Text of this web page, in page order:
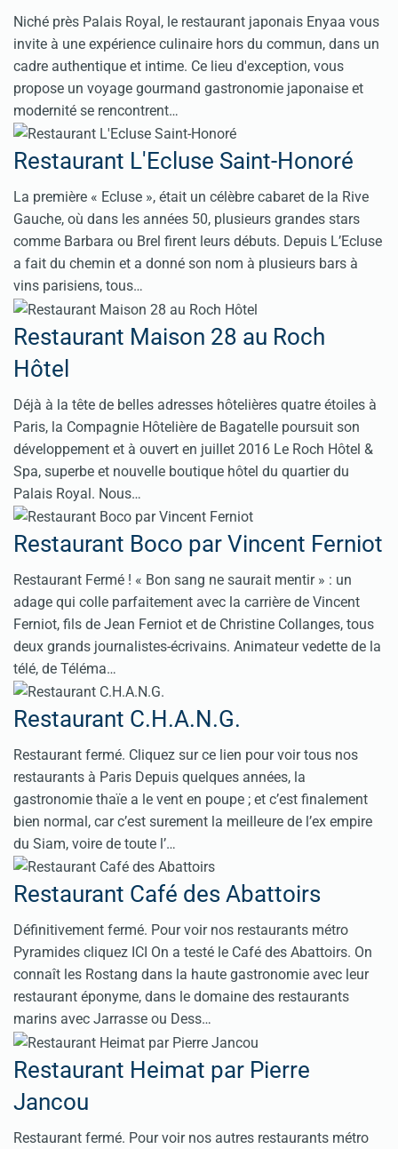
Niché près Palais Royal, le restaurant japonais Enyaa vous
invite à une expérience culinaire hors du commun, dans un
cadre authentique et intime. Ce lieu d'exception, vous
propose un voyage gourmand gastronomie japonaise et
modernité se rencontrent…
Restaurant L'Ecluse Saint-Honoré
La première « Ecluse », était un célèbre cabaret de la Rive
Gauche, où dans les années 50, plusieurs grandes stars
comme Barbara ou Brel firent leurs débuts. Depuis L’Ecluse
a fait du chemin et a donné son nom à plusieurs bars à
vins parisiens, tous…
Restaurant Maison 28 au Roch
Hôtel
Déjà à la tête de belles adresses hôtelières quatre étoiles à
Paris, la Compagnie Hôtelière de Bagatelle poursuit son
développement et à ouvert en juillet 2016 Le Roch Hôtel &
Spa, superbe et nouvelle boutique hôtel du quartier du
Palais Royal. Nous…
Restaurant Boco par Vincent Ferniot
Restaurant Fermé ! « Bon sang ne saurait mentir » : un
adage qui colle parfaitement avec la carrière de Vincent
Ferniot, fils de Jean Ferniot et de Christine Collanges, tous
deux grands journalistes-écrivains. Animateur vedette de la
télé, de Téléma…
Restaurant C.H.A.N.G.
Restaurant fermé. Cliquez sur ce lien pour voir tous nos
restaurants à Paris Depuis quelques années, la
gastronomie thaïe a le vent en poupe ; et c’est finalement
bien normal, car c’est surement la meilleure de l’ex empire
du Siam, voire de toute l’…
Restaurant Café des Abattoirs
Définitivement fermé. Pour voir nos restaurants métro
Pyramides cliquez ICI On a testé le Café des Abattoirs. On
connaît les Rostang dans la haute gastronomie avec leur
restaurant éponyme, dans le domaine des restaurants
marins avec Jarrasse ou Dess…
Restaurant Heimat par Pierre
Jancou
Restaurant fermé. Pour voir nos autres restaurants métro